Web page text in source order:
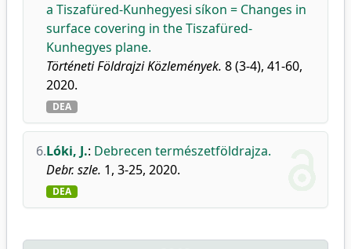
a Tiszafüred-Kunhegyesi síkon = Changes in
surface covering in the Tiszafüred-
Kunhegyes plane.
Történeti Földrajzi Közlemények. 8 (3-4), 41-60,
2020.
DEA
6.Lóki, J.: Debrecen természetföldrajza.
Debr. szle. 1, 3-25, 2020.
DEA